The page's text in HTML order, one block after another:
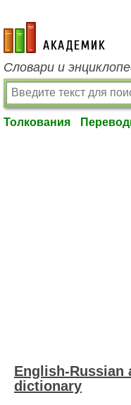
academic.ru
Словари и
Толкования
English-Russian
dictionary